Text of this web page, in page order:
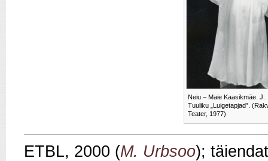
Neiu – Maie Kaasikmäe. J.
Tuuliku „Luigetapjad”.
Teater, 1977)
ETBL, 2000 (M. Urbsoo);